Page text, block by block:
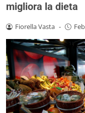
migliora la dieta
Fiorella Vasta -